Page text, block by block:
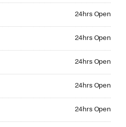
24hrs Open
24hrs Open
24hrs Open
24hrs Open
24hrs Open